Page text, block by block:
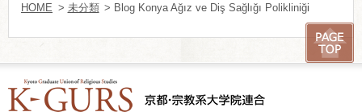
HOME > 未分類 > Blog Konya Ağız ve Diş Sağlığı Polikliniği